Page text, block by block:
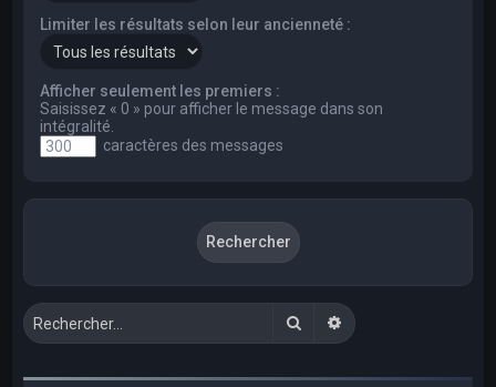
Limiter les résultats selon leur ancienneté :
Afficher seulement les premiers :
Saisissez « 0 » pour afficher le message dans son
intégralité.
caractères des messages
RechercherRecherche avancée